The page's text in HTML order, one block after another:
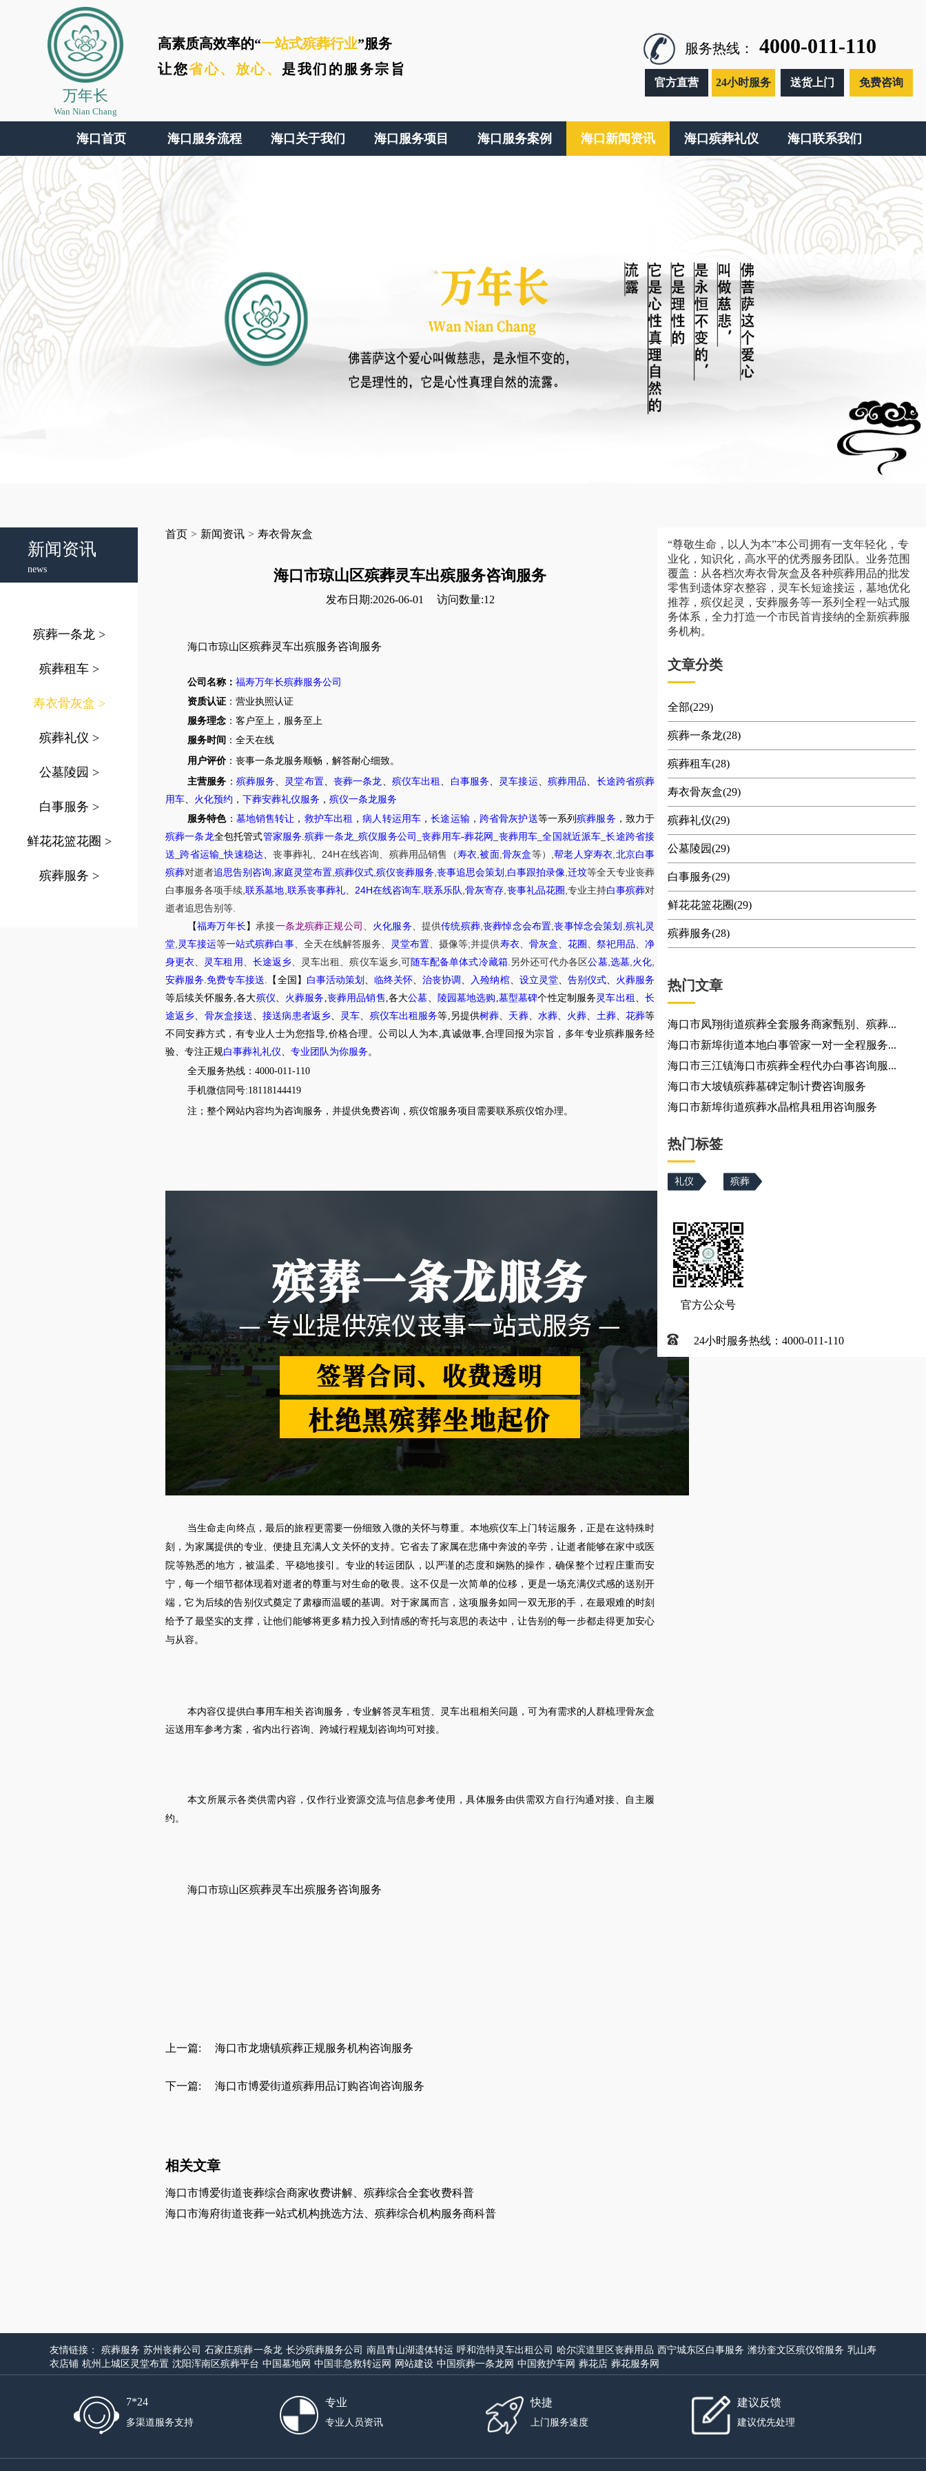
万年长
Wan Nian Chang
高素质高效率的“一站式殡葬行业”服务
让您省心、 放心、 是我们的服务宗旨
服务热线： 4000-011-110
官方直营 24小时服务 送货上门 免费咨询
海口首页 海口服务流程 海口关于我们 海口服务项目 海口服务案例 海口新闻资讯 海口殡葬礼仪 海口联系我们
新闻资讯
news
殡葬一条龙 >
殡葬租车 >
寿衣骨灰盒 >
殡葬礼仪 >
公墓陵园 >
白事服务 >
鲜花花篮花圈 >
殡葬服务 >
首页 > 新闻资讯 > 寿衣骨灰盒
海口市琼山区殡葬灵车出殡服务咨询服务
发布日期:2026-06-01 访问数量:12
海口市琼山区殡葬灵车出殡服务咨询服务
公司名称： 福寿万年长殡葬服务公司
资质认证 ：营业执照认证
服务理念 ：客户至上，服务至上
服务时间 ：全天在线
用户评价：丧事一条龙服务顺畅，解答耐心细致。
主营服务 ： 殡葬服务 灵堂布置、 丧葬一条龙 殡仪车出租 白事服务 灵车接运 殡葬用品
长途跨省殡葬
用车
火化预约 ， 下葬安葬礼仪服务 ， 殡仪一条龙服务
服务特色： 墓地销售转让 ， 救护车出租 ，病人转运用车 ，长途运输， 跨省骨灰护送等一系列殡葬服务 ，致力于
殡葬一条龙全包托管式管家服务 .殡葬一条龙 _殡仪服务公司 _丧葬用车-葬花网 丧葬用车 _全国就近派车 _长途跨省接
送 _跨省运输 _快速稳达 、丧事葬礼 24H在线咨询 殡葬用品销售 （寿衣 ,被面, 骨灰盒等） ,帮老人穿寿衣 北京白事
殡葬对逝者追思告别咨询 家庭灵堂布置 殡葬仪式 殡仪丧葬服务 丧事追思会策划 白事跟拍录像 迁坟等全天专业丧葬
白事服务各项手续 ,联系墓地 联系丧事葬礼、 24H在线咨询车 ,联系乐队 ,骨灰寄存 丧事礼品花圈 专业主持白事殡葬对
逝者追思告别等
【福寿万年长 】承接一条龙殡葬正规公司 火化服务 、提供传统殡葬, 丧葬悼念会布置 ,丧事悼念会策划 殡礼灵
堂 灵车接运等一站式殡葬白事、 全天在线解答服务 灵堂布置 、摄像等;并提供寿衣、 骨灰盒 花圈 祭祀用品 、净
身更衣
灵车租用 长途返乡 灵车出租 、殡仪车返乡, 可 随车配备单体式冷藏箱. 另外还可代办各区公墓, 选墓, 火化
安葬服务 .免费专车接送 【全国】 白事活动策划 临终关怀 、治丧协调 入殓纳棺、 设立灵堂、 告别仪式
火葬服务
等后续关怀服务,各大殡仪 火葬服务 丧葬用品销售 ,各大公墓 陵园墓地选购 墓型墓碑个性定制服务 灵车出租 、长
途返乡
骨灰盒接送 、接送病患者返乡 灵车 殡仪车出租服务等,另提供树葬 天葬、 水葬 火葬 土葬、 花葬等
不同安葬方式，有专业人士为您指导,价格合理。公司以人为本,真诚做事,合理回报为宗旨，多年专业殡葬服务经
验、专注正规白事葬礼礼仪 专业团队为你服务 。
全天服务热线：4000-011-110
手机微信同号:18118144419
注；整个网站内容均为咨询服务，并提供免费咨询，殡仪馆服务项目需要联系殡仪馆办理。
当生命走向终点，最后的旅程更需要一份细致入微的关怀与尊重。本地殡仪车上门转运服务，正是在这特殊时
刻，为家属提供的专业、便捷且充满人文关怀的支持。它省去了家属在悲痛中奔波的辛劳，让逝者能够在家中或医
院等熟悉的地方，被温柔、平稳地接引。专业的转运团队，以严谨的态度和娴熟的操作，确保整个过程庄重而安
宁，每一个细节都体现着对逝者的尊重与对生命的敬畏。这不仅是一次简单的位移，更是一场充满仪式感的送别开
端，它为后续的告别仪式奠定了肃穆而温暖的基调。对于家属而言，这项服务如同一双无形的手，在最艰难的时刻
给予了最坚实的支撑，让他们能够将更多精力投入到情感的寄托与哀思的表达中，让告别的每一步都走得更加安心
与从容。
本内容仅提供白事用车相关咨询服务，专业解答灵车租赁、灵车出租相关问题，可为有需求的人群梳理骨灰盒
运送用车参考方案，省内出行咨询、跨城行程规划咨询均可对接。
本文所展示各类供需内容，仅作行业资源交流与信息参考使用，具体服务由供需双方自行沟通对接、自主履
约。
海口市琼山区殡葬灵车出殡服务咨询服务
上一篇: 海口市龙塘镇殡葬正规服务机构咨询服务
下一篇: 海口市博爱街道殡葬用品订购咨询咨询服务
相关文章
海口市博爱街道丧葬综合商家收费讲解、殡葬综合全套收费科普
海口市海府街道丧葬一站式机构挑选方法、殡葬综合机构服务商科普
“尊敬生命，以人为本”本公司拥有一支年轻化，专
业化，知识化，高水平的优秀服务团队。业务范围
覆盖：从各档次寿衣骨灰盒及各种殡葬用品的批发
零售到遗体穿衣整容，灵车长短途接运，墓地优化
推荐，殡仪起灵，安葬服务等一系列全程一站式服
务体系，全力打造一个市民首肯接纳的全新殡葬服
务机构。
文章分类
全部(229)
殡葬一条龙(28)
殡葬租车(28)
寿衣骨灰盒(29)
殡葬礼仪(29)
公墓陵园(29)
白事服务(29)
鲜花花篮花圈(29)
殡葬服务(28)
热门文章
海口市凤翔街道殡葬全套服务商家甄别、殡葬...
海口市新埠街道本地白事管家一对一全程服务...
海口市三江镇海口市殡葬全程代办白事咨询服...
海口市大坡镇殡葬墓碑定制计费咨询服务
海口市新埠街道殡葬水晶棺具租用咨询服务
热门标签
礼仪 殡葬
官方公众号
24小时服务热线：4000-011-110
友情链接： 殡葬服务 苏州丧葬公司 石家庄殡葬一条龙 长沙殡葬服务公司 南昌青山湖遗体转运 呼和浩特灵车出租公司 哈尔滨道里区丧葬用品 西宁城东区白事服务 潍坊奎文区殡仪馆服务 乳山寿
衣店铺 杭州上城区灵堂布置 沈阳浑南区殡葬平台 中国墓地网 中国非急救转运网 网站建设 中国殡葬一条龙网 中国救护车网 葬花店 葬花服务网
7*24
多渠道服务支持
专业
专业人员资讯
快捷
上门服务速度
建议反馈
建议优先处理